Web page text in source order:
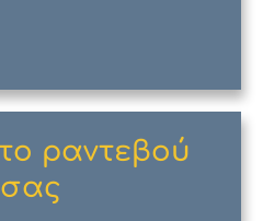
ραντεβού
σας